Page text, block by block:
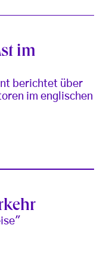
im
berichtet über
im englischen